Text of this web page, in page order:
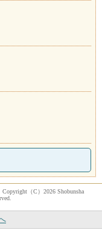
（C）2026 Shobunsha